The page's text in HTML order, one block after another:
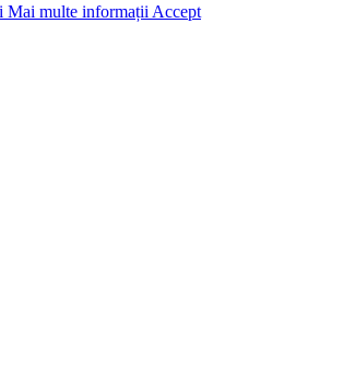
Mai multe informații Accept